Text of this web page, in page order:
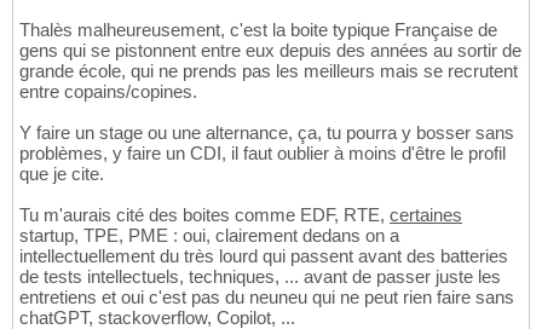
Thalès malheureusement, c'est la boite typique Française de
gens qui se pistonnent entre eux depuis des années au sortir de
grande école, qui ne prends pas les meilleurs mais se recrutent
entre copains/copines.
Y faire un stage ou une alternance, ça, tu pourra y bosser sans
problèmes, y faire un CDI, il faut oublier à moins d'être le profil
que je cite.
Tu m'aurais cité des boites comme EDF, RTE, certaines
startup, TPE, PME : oui, clairement dedans on a
intellectuellement du très lourd qui passent avant des batteries
de tests intellectuels, techniques, ... avant de passer juste les
entretiens et oui c'est pas du neuneu qui ne peut rien faire sans
chatGPT, stackoverflow, Copilot, ...